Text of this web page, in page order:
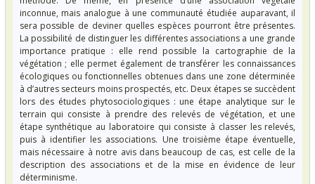
inconnue, mais analogue à une communauté étudiée auparavant, il
sera possible de deviner quelles espèces pourront être présentes.
La possibilité de distinguer les différentes associations a une grande
importance pratique : elle rend possible la cartographie de la
végétation ; elle permet également de transférer les connaissances
écologiques ou fonctionnelles obtenues dans une zone déterminée
à d’autres secteurs moins prospectés, etc. Deux étapes se succèdent
lors des études phytosociologiques : une étape analytique sur le
terrain qui consiste à prendre des relevés de végétation, et une
étape synthétique au laboratoire qui consiste à classer les relevés,
puis à identifier les associations. Une troisième étape éventuelle,
mais nécessaire à notre avis dans beaucoup de cas, est celle de la
description des associations et de la mise en évidence de leur
déterminisme.